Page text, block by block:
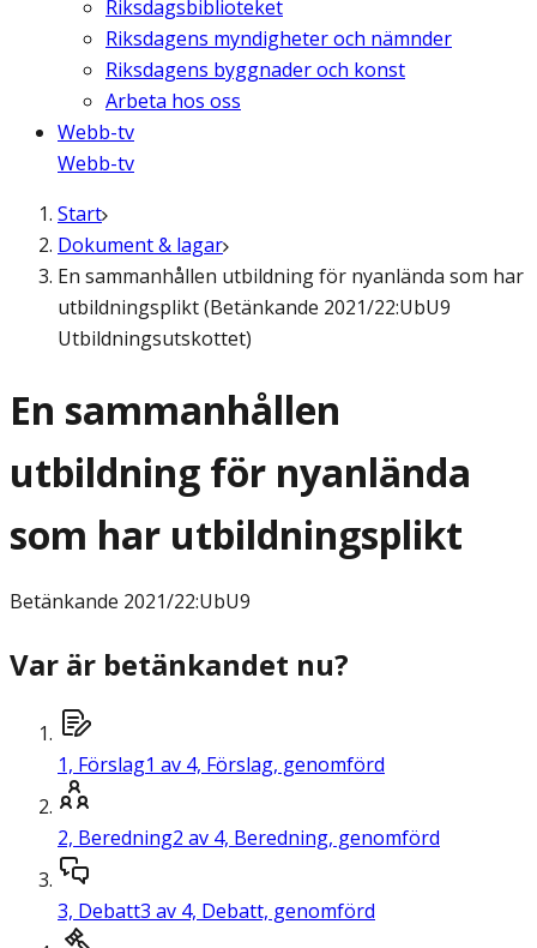
Riksdagsbiblioteket
Riksdagens myndigheter och nämnder
Riksdagens byggnader och konst
Arbeta hos oss
Webb-tv
Webb-tv
Start
Dokument & lagar
En sammanhållen utbildning för nyanlända som har
utbildningsplikt (Betänkande 2021/22:UbU9
Utbildningsutskottet)
En sammanhållen
utbildning för nyanlända
som har utbildningsplikt
Betänkande 2021/22:UbU9
Var är betänkandet nu?
1, Förslag1 av 4, Förslag, genomförd
2, Beredning2 av 4, Beredning, genomförd
3, Debatt3 av 4, Debatt, genomförd